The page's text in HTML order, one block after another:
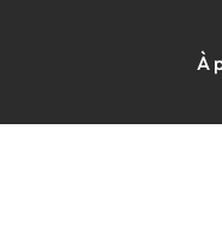
À